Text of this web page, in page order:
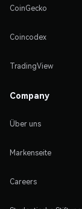
CoinGecko
Coincodex
TradingView
Company
Über uns
Markenseite
Careers